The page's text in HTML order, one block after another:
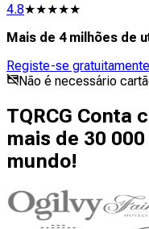
4.8★★★★★
Mais de 4 milhões de
Registe-se gratuitamente
Não é necessário
TQRCG Conta
mais de 30
mundo!